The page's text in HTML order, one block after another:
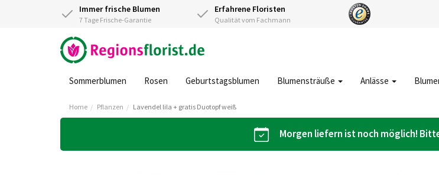
Immer frische Blumen
7 Tage Frische-Garantie
Erfahrene Floristen
Qualität vom Fachmann
Sommerblumen Rosen Geburtstagsblumen Blumensträuße Anlässe
Home Pflanzen Lavendel lila + gratis Duotopf weiß
Morgen liefern ist noch möglich!